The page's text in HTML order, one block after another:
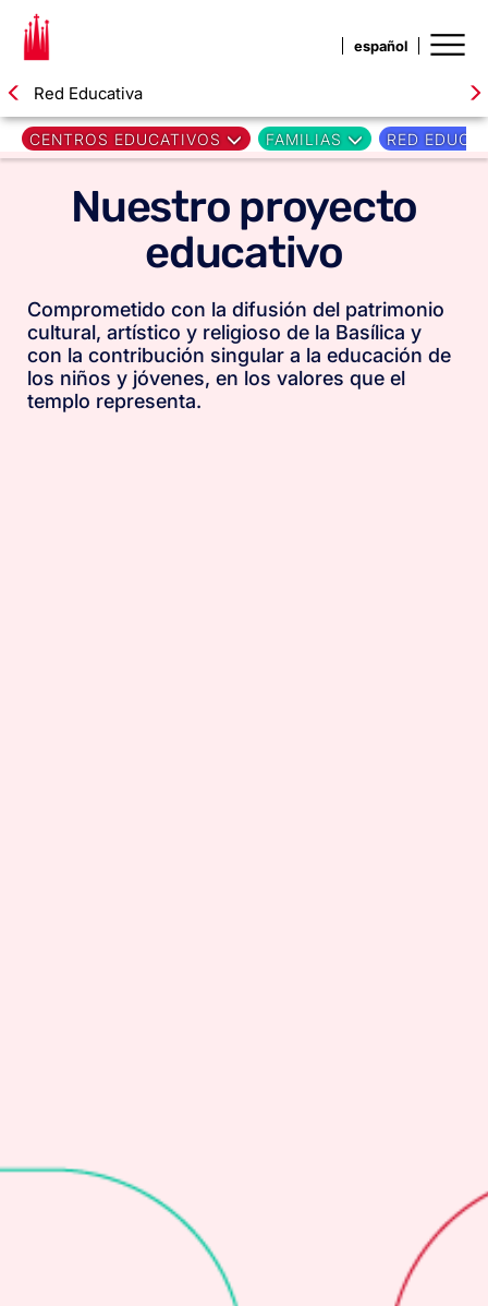
Red Educativa
CENTROS EDUCATIVOS FAMILIAS RED
Nuestro proyecto
educativo
Comprometido con la difusión del patrimonio
cultural, artístico y religioso de la Basílica y
con la contribución singular a la educación de
los niños y jóvenes, en los valores que el
templo representa.